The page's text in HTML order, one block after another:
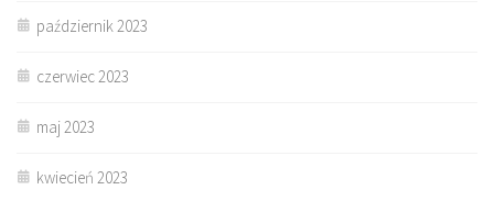
październik 2023
czerwiec 2023
maj 2023
kwiecień 2023